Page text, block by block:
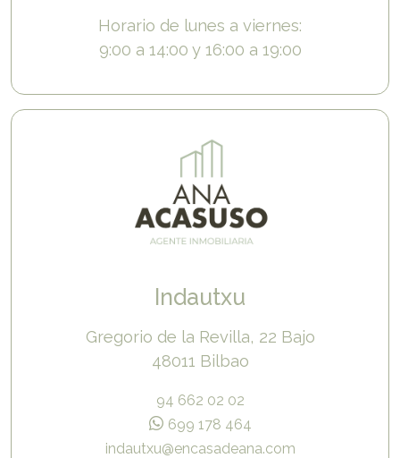
Horario de lunes a viernes:
9:00 a 14:00 y 16:00 a 19:00
Indautxu
Gregorio de la Revilla, 22 Bajo
48011 Bilbao
94 662 02 02
699 178 464
indautxu@encasadeana.com